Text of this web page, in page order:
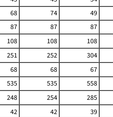
68 74 49
87 87 87
108 108 108
251 252 304
68 68 67
535 535 558
248 254 285
42 42 39